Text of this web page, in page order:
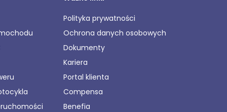
Polityka prywatności
Ochrona danych osobowych
Dokumenty
Kariera
Portal klienta
Compensa
Benefia